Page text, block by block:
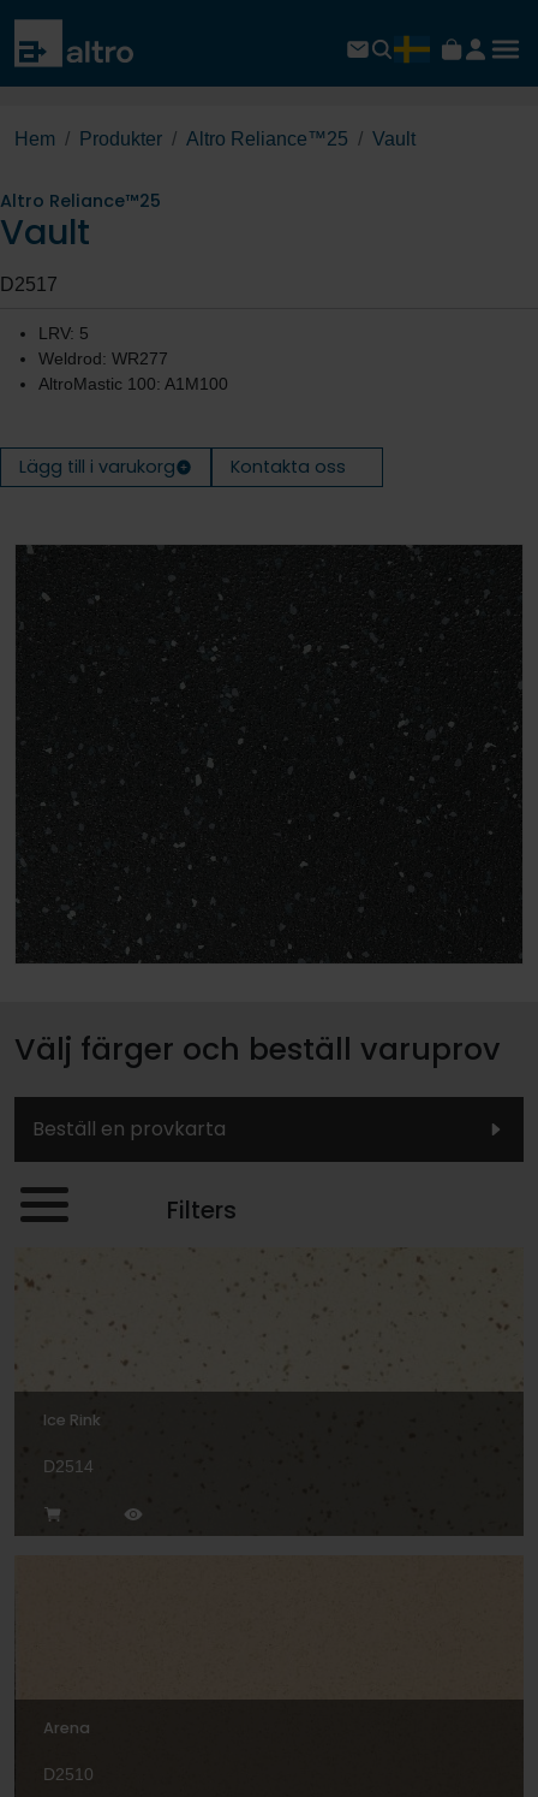
Hem Produkter Altro Reliance™25 Vault
Altro Reliance™25
Vault
D2517
LRV: 5
Weldrod: WR277
AltroMastic 100: A1M100
Lägg till i varukorg Kontakta oss
Välj färger och beställ varuprov
Beställ en provkarta
Filters
Ice Rink
D2514
Arena
D2510